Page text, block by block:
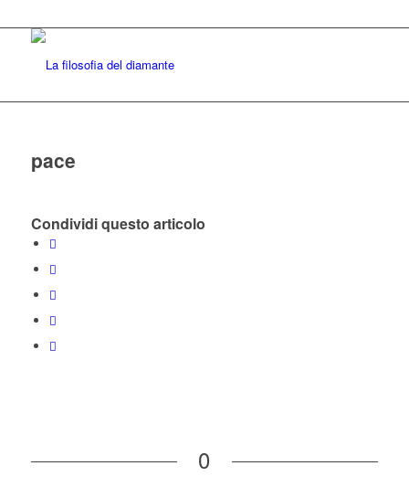
pace
Condividi questo articolo
0